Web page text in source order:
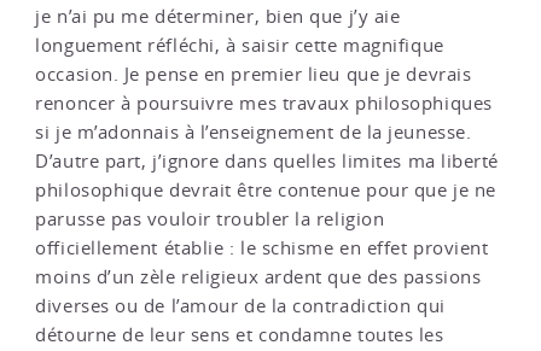
je n’ai pu me déterminer, bien que j’y aie
longuement réfléchi, à saisir cette magnifique
occasion. Je pense en premier lieu que je devrais
renoncer à poursuivre mes travaux philosophiques
si je m’adonnais à l’enseignement de la jeunesse.
D’autre part, j’ignore dans quelles limites ma liberté
philosophique devrait être contenue pour que je ne
parusse pas vouloir troubler la religion
officiellement établie : le schisme en effet provient
moins d’un zèle religieux ardent que des passions
diverses ou de l’amour de la contradiction qui
détourne de leur sens et condamne toutes les